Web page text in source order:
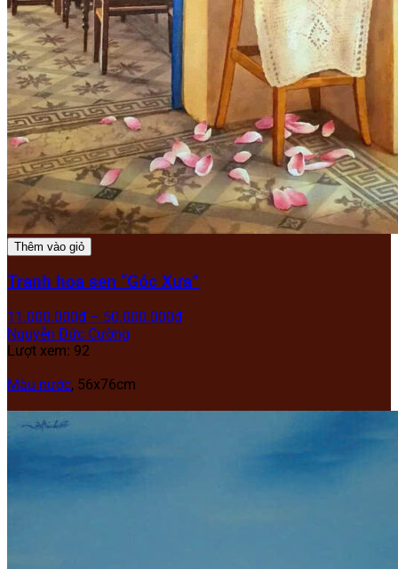
Thêm vào giỏ
Tranh hoa sen “Góc Xưa”
11.000.000₫ – 50.000.000₫
Nguyễn Đức Cường
Lượt xem: 92
Màu nước, 56x76cm